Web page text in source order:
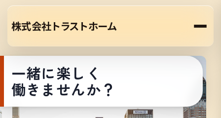
株式会社トラストホーム
一緒に楽しく
働きませんか？